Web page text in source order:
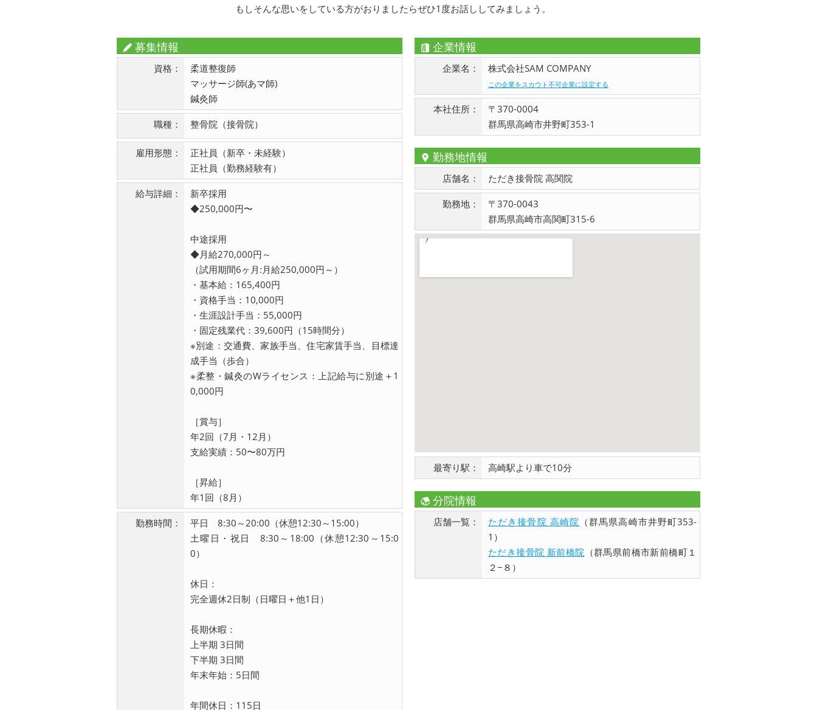
もしそんな思いをしている方がおりましたらぜひ1度お話ししてみましょう。
募集情報
資格：
柔道整復師
マッサージ師(あマ師)
鍼灸師
職種： 整骨院（接骨院）
雇用形態：
正社員（新卒・未経験）
正社員（勤務経験有）
給与詳細：
新卒採用
◆250,000円〜
中途採用
◆月給270,000円～
（試用期間6ヶ月:月給250,000円～）
・基本給：165,400円
・資格手当：10,000円
・生涯設計手当：55,000円
・固定残業代：39,600円（15時間分）
※別途：交通費、家族手当、住宅家賃手当、目標達
成手当（歩合）
※柔整・鍼灸のWライセンス：上記給与に別途＋1
0,000円
［賞与］
年2回（7月・12月）
支給実績：50〜80万円
［昇給］
年1回（8月）
勤務時間：
平日 8:30～20:00（休憩12:30～15:00）
土曜日・祝日 8:30～18:00（休憩12:30～15:0
0）
休日：
完全週休2日制（日曜日＋他1日）
長期休暇：
上半期 3日間
下半期 3日間
年末年始：5日間
年間休日：115日
企業情報
企業名： 株式会社SAM COMPANY
この企業をスカウト不可企業に設定する
本社住所：
〒370-0004
群馬県高崎市井野町353-1
勤務地情報
店舗名： ただき接骨院 高関院
勤務地：
〒370-0043
群馬県高崎市高関町315-6
最寄り駅： 高崎駅より車で10分
分院情報
店舗一覧： ただき接骨院 高崎院 （群馬県高崎市井野町353-
1）
ただき接骨院 新前橋院 （群馬県前橋市新前橋町１
２−８）